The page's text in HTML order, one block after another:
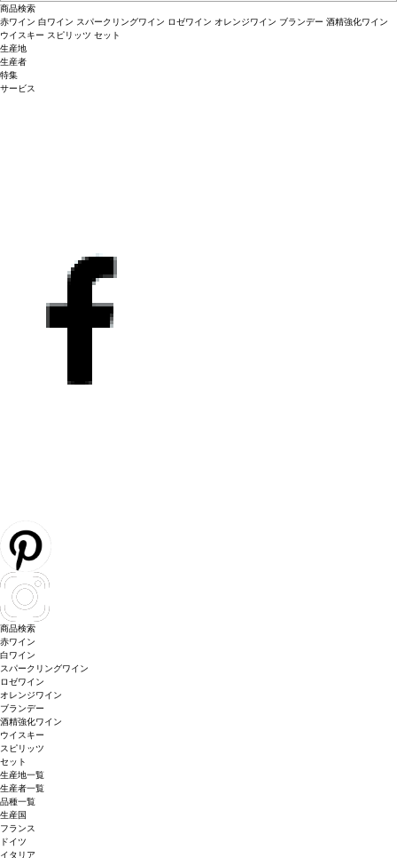
商品検索
赤ワイン 白ワイン スパークリングワイン ロゼワイン オレンジワイン ブランデー 酒精強化ワイン
ウイスキー スピリッツ セット
生産地
生産者
特集
サービス
商品検索
赤ワイン
白ワイン
スパークリングワイン
ロゼワイン
オレンジワイン
ブランデー
酒精強化ワイン
ウイスキー
スピリッツ
セット
生産地一覧
生産者一覧
品種一覧
生産国
フランス
ドイツ
イタリア